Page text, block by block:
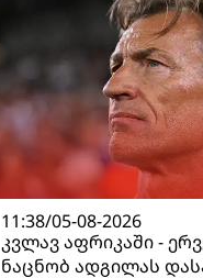
11:38/05-08-2026
კვლავ აფრიკაში -
ნაცნობ ადგილას